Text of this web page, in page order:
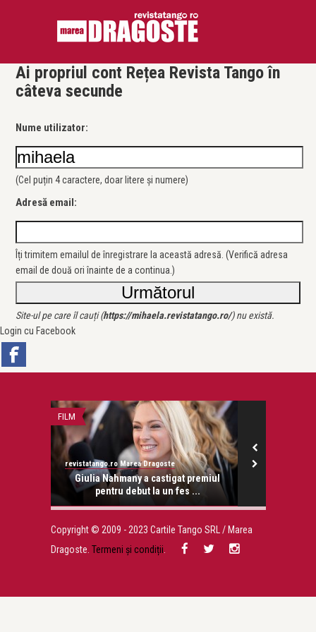
Ai propriul cont Rețea Revista Tango în
câteva secunde
Nume utilizator:
(Cel puțin 4 caractere, doar litere și numere)
Adresă email:
Îți trimitem emailul de înregistrare la această adresă. (Verifică adresa
email de două ori înainte de a continua.)
Site-ul pe care îl cauți (https://mihaela.revistatango.ro/) nu există.
Login cu Facebook
FILM
revistatango.ro Marea Dragoste
Giulia Nahmany a castigat premiul
pentru debut la un fes ...
Copyright © 2009 - 2023 Cartile Tango SRL / Marea
Dragoste. Termeni și condiții